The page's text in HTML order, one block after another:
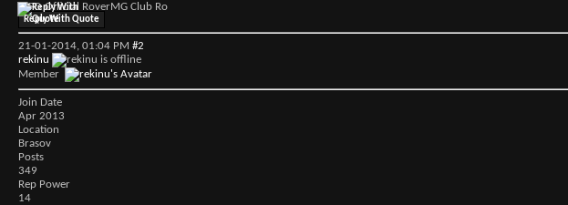
INFO Official RoverMG Club Ro
Reply With Quote
21-01-2014, 01:04 PM #2
rekinu
Member
Join Date
Apr 2013
Location
Brasov
Posts
349
Rep Power
14